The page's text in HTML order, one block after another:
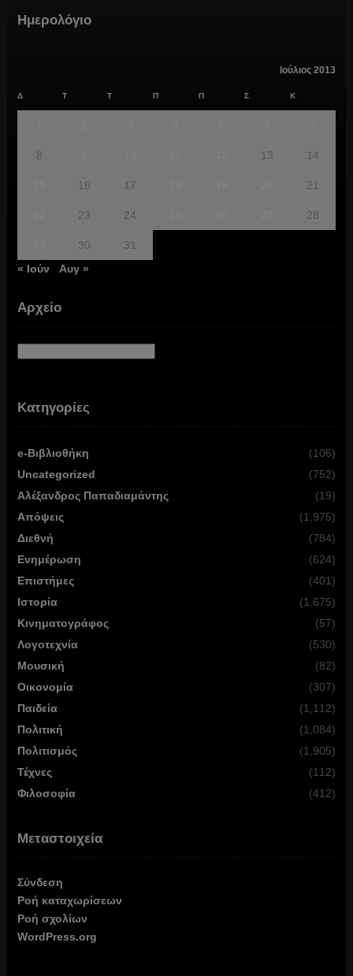
Ημερολόγιο
Ιούλιος 2013
Δ Τ Τ Π Π Σ Κ
8 13 14
16 17 21
23 24 28
30
31
« Ιούν
Αυγ »
Αρχείο
Κατηγορίες
e-Βιβλιοθήκη
(106)
Uncategorized
(752)
Αλέξανδρος Παπαδιαμάντης
(19)
Απόψεις
(1,975)
Διεθνή
(784)
Ενημέρωση
(624)
Επιστήμες
(401)
Ιστορία
(1,675)
Κινηματογράφος
(57)
Λογοτεχνία
(530)
Μουσική
(82)
Οικονομία
(307)
Παιδεία
(1,112)
Πολιτική
(1,084)
Πολιτισμός
(1,905)
Τέχνες
(112)
Φιλοσοφία
(412)
Μεταστοιχεία
Σύνδεση
Ροή καταχωρίσεων
Ροή σχολίων
WordPress.org